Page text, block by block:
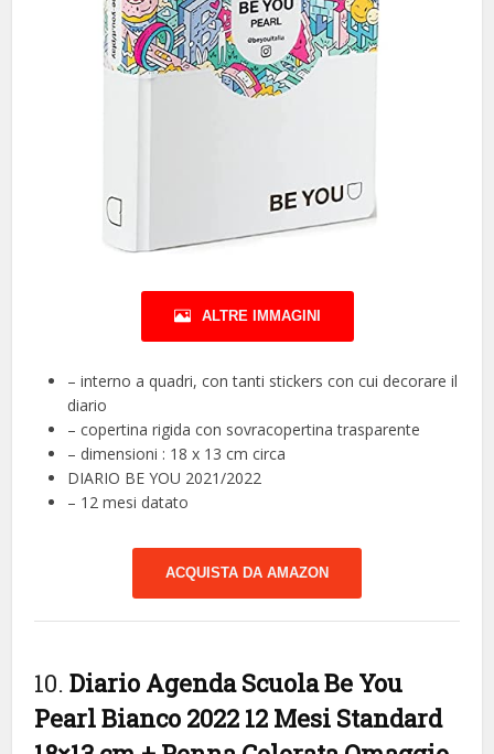
ALTRE IMMAGINI
– interno a quadri, con tanti stickers con cui decorare il
diario
– copertina rigida con sovracopertina trasparente
– dimensioni : 18 x 13 cm circa
DIARIO BE YOU 2021/2022
– 12 mesi datato
ACQUISTA DA AMAZON
10.Diario Agenda Scuola Be You
Pearl Bianco 2022 12 Mesi Standard